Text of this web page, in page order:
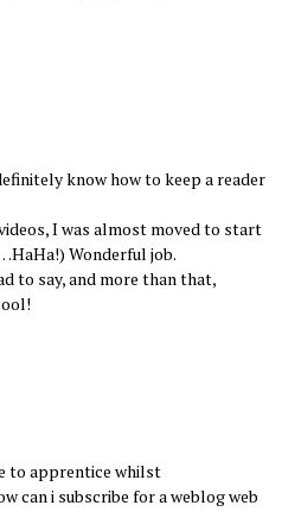
know how to keep a reader
I was almost moved to start
Wonderful job.
to say, and more than that,
to apprentice whilst
can i subscribe for a weblog web